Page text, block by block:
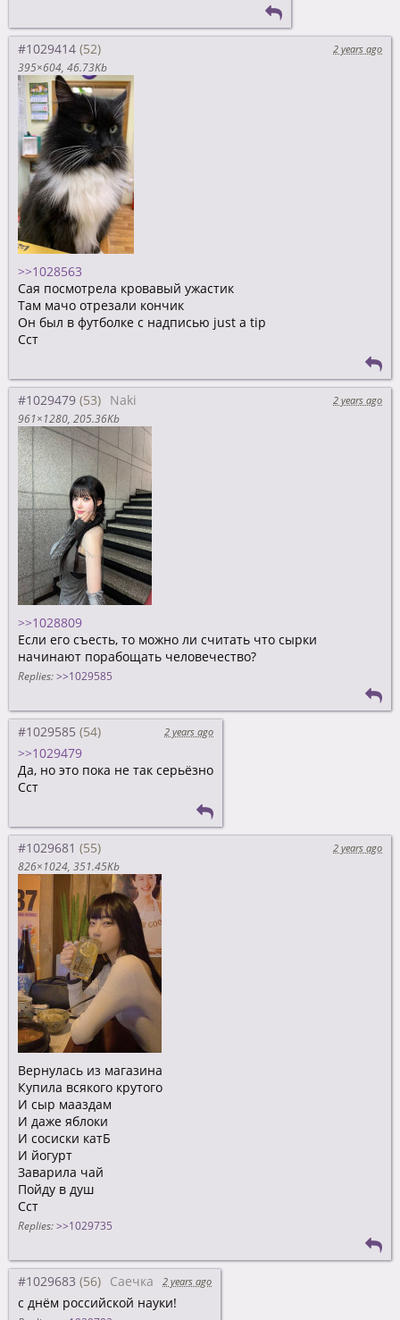
#1029414
2 years ago
395×604 46.73Kb
>>1028563
Сая посмотрела кровавый ужастик
Там мачо отрезали кончик
Он был в футболке с надписью just a tip
Сст
#1029479 Naki
2 years ago
961×1280 205.36Kb
>>1028809
Если его съесть, то можно ли считать что сырки
начинают порабощать человечество?
Replies: >>1029585
#1029585 2 years ago
>>1029479
Да, но это пока не так серьёзно
Сст
#1029681
2 years ago
826×1024 351.45Kb
Вернулась из магазина
Купила всякого крутого
И сыр мааздам
И даже яблоки
И сосиски катБ
И йогурт
Заварила чай
Пойду в душ
Сст
Replies: >>1029735
#1029683 Саечка 2 years ago
с днём российской науки!